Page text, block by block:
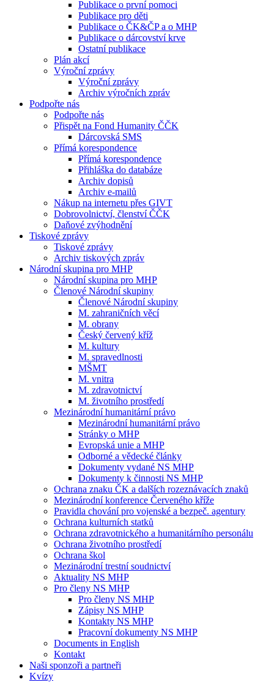
Publikace o první pomoci
Publikace pro děti
Publikace o ČK&ČP a o MHP
Publikace o dárcovství krve
Ostatní publikace
Plán akcí
Výroční zprávy
Výroční zprávy
Archiv výročních zpráv
Podpořte nás
Podpořte nás
Přispět na Fond Humanity ČČK
Dárcovská SMS
Přímá korespondence
Přímá korespondence
Přihláška do databáze
Archiv dopisů
Archiv e-mailů
Nákup na internetu přes GIVT
Dobrovolnictví, členství ČČK
Daňové zvýhodnění
Tiskové zprávy
Tiskové zprávy
Archiv tiskových zpráv
Národní skupina pro MHP
Národní skupina pro MHP
Členové Národní skupiny
Členové Národní skupiny
M. zahraničních věcí
M. obrany
Český červený kříž
M. kultury
M. spravedlnosti
MŠMT
M. vnitra
M. zdravotnictví
M. životního prostředí
Mezinárodní humanitární právo
Mezinárodní humanitární právo
Stránky o MHP
Evropská unie a MHP
Odborné a vědecké články
Dokumenty vydané NS MHP
Dokumenty k činnosti NS MHP
Ochrana znaku ČK a dalších rozeznávacích znaků
Mezinárodní konference Červeného kříže
Pravidla chování pro vojenské a bezpeč. agentury
Ochrana kulturních statků
Ochrana zdravotnického a humanitárního personálu
Ochrana životního prostředí
Ochrana škol
Mezinárodní trestní soudnictví
Aktuality NS MHP
Pro členy NS MHP
Pro členy NS MHP
Zápisy NS MHP
Kontakty NS MHP
Pracovní dokumenty NS MHP
Documents in English
Kontakt
Naši sponzoři a partneři
Kvízy